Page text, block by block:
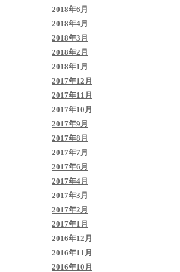
2018年6月
2018年4月
2018年3月
2018年2月
2018年1月
2017年12月
2017年11月
2017年10月
2017年9月
2017年8月
2017年7月
2017年6月
2017年4月
2017年3月
2017年2月
2017年1月
2016年12月
2016年11月
2016年10月